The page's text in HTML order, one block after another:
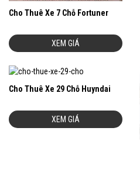
Cho Thuê Xe 7 Chỗ Fortuner
XEM GIÁ
Cho Thuê Xe 29 Chỗ Huyndai
XEM GIÁ